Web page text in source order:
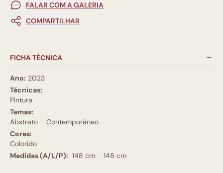
FALAR COM A GALERIA
COMPARTILHAR
FICHA TÉCNICA
Ano: 2023
Técnicas:
Pintura
Temas:
Abstrato
Contemporâneo
Cores:
Colorido
Medidas (A/L/P): 148 cm 148 cm